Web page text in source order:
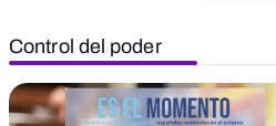
Control del poder